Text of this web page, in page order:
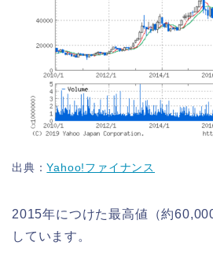
出典：Yahoo!ファイナンス
2015年につけた最高値（約
しています。